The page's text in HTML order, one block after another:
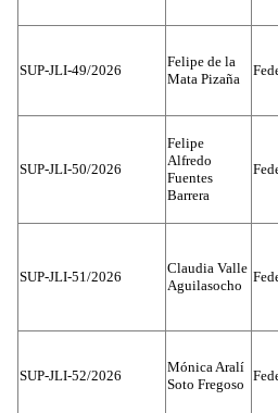
SUP-JLI-49/2026
Felipe de la
Mata Pizaña
SUP-JLI-50/2026
Felipe
Alfredo
Fuentes
Barrera
SUP-JLI-51/2026
Claudia Valle
Aguilasocho
SUP-JLI-52/2026
Mónica Aralí
Soto Fregoso